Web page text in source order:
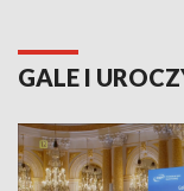
GALE I